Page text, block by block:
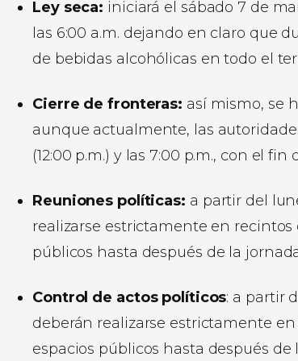
Ley seca: iniciará el sábado 7 de
las 6:00 a.m. dejando en claro que
de bebidas alcohólicas en todo el
Cierre de fronteras: así mismo, se
aunque actualmente, las
(12:00 p.m.) y las 7:00 p.m., con el
Reuniones políticas: a partir del
realizarse estrictamente en
públicos hasta después de la
Control de actos políticos: a partir
deberán realizarse estrictamente
espacios públicos hasta después de